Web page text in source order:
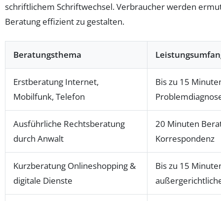
schriftlichem Schriftwechsel. Verbraucher werden
Beratung effizient zu gestalten.
Beratungsthema
Erstberatung Internet,
Mobilfunk, Telefon
Bis zu 15
Ausführliche Rechtsberatung
durch Anwalt
20 Minuten
Korrespondenz
Kurzberatung Onlineshopping &
digitale Dienste
Bis zu 15